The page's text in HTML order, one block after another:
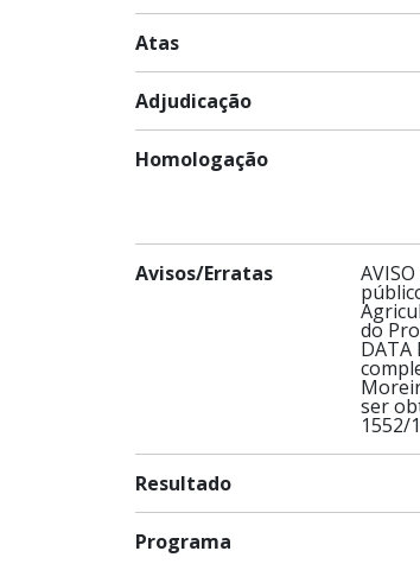
Atas
Adjudicação
Homologação
Avisos/Erratas
do
DATA
ser
1552/
Resultado
Programa